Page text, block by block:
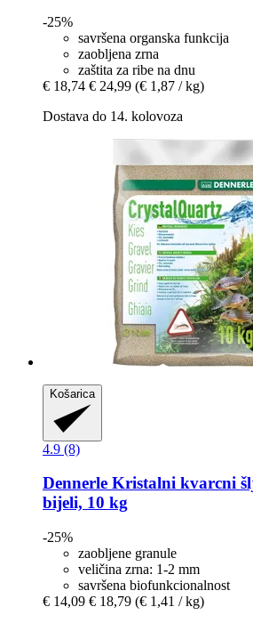
-25%
savršena organska funkcija
zaobljena zrna
zaštita za ribe na dnu
€ 18,74 € 24,99 (€ 1,87 / kg)
Dostava do 14. kolovoza
Košarica
4.9 (8)
Dennerle Kristalni kvarcni
bijeli, 10 kg
-25%
zaobljene granule
veličina zrna: 1-2 mm
savršena biofunkcionalnost
€ 14,09 € 18,79 (€ 1,41 / kg)